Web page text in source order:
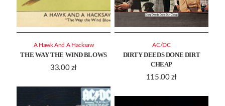
THE WAY THE WIND BLOWS
33.00 zł
A Hawk And A Hacksaw
DIRTY DEEDS DONE DIRT
CHEAP
115.00 zł
AC/DC